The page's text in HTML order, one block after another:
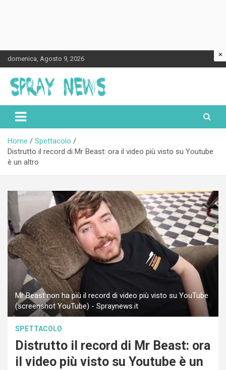
Skip
to
content
domenica, Agosto 9, 2026
Spraynews.it
Home
Spettacolo
Distrutto il record di Mr Beast: ora il video più visto su Youtube
è un altro
Mr Beast non ha più il record di video più visto su YouTube
(screenshot YouTube) - Spraynews.it
SPETTACOLO
Distrutto il record di Mr Beast: ora
il video più visto su Youtube è un
×